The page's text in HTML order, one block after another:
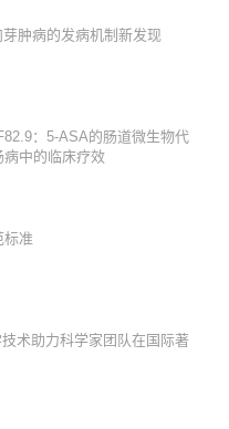
芽肿病的发病机制新发现
：5-ASA的肠道微生物代
中的临床疗效
标准
术助力科学家团队在国际著